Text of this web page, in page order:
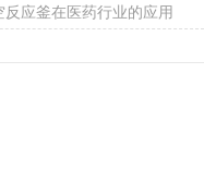
反应釜在医药行业的应用